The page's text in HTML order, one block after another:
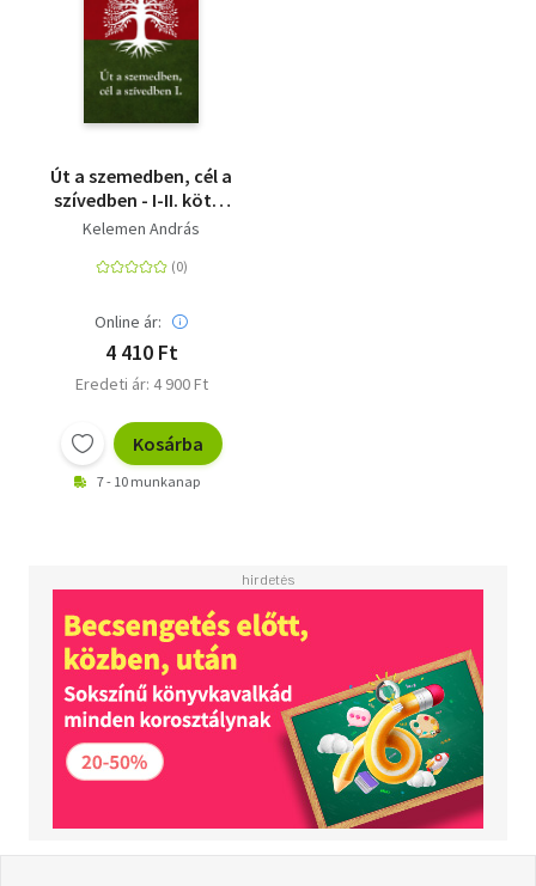
Út a szemedben, cél a
szívedben - I-II. kötet
egyben
Kelemen András
Online ár:
4 410 Ft
Eredeti ár: 4 900 Ft
Kosárba
7 - 10 munkanap